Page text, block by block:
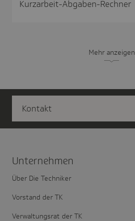
Kurzarbeit-Abgaben-Rechner
Mehr anzeigen
Kontakt
Unter­nehmen
Über Die Techniker
Vorstand der TK
Verwaltungsrat der TK